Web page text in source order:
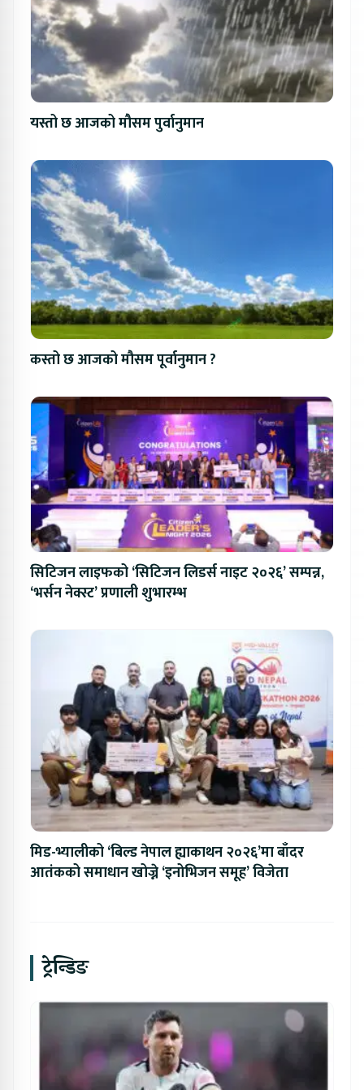
यस्तो छ आजको मौसम पुर्वानुमान
कस्तो छ आजको मौसम पूर्वानुमान ?
सिटिजन लाइफको ‘सिटिजन लिडर्स नाइट २०२६’ सम्पन्न,
‘भर्सन नेक्स्ट’ प्रणाली शुभारम्भ
मिड-भ्यालीको ‘बिल्ड नेपाल ह्याकाथन २०२६’मा बाँदर
आतंकको समाधान खोज्ने ‘इनोभिजन समूह’ विजेता
ट्रेन्डिङ